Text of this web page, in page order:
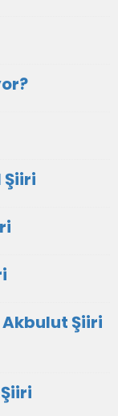
Şiiri